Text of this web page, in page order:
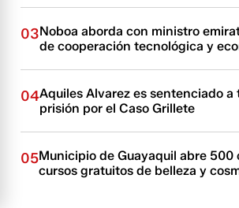
03Noboa aborda con ministro
de cooperación tecnológica y
04Aquiles Alvarez es sentenciado a
prisión por el Caso Grillete
05Municipio de Guayaquil abre 500
cursos gratuitos de belleza y